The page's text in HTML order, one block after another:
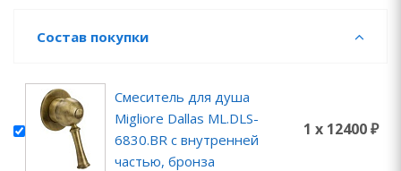
Состав покупки
Смеситель для душа
Migliore Dallas ML.DLS-
6830.BR с внутренней
частью, бронза
1 x 12400 ₽